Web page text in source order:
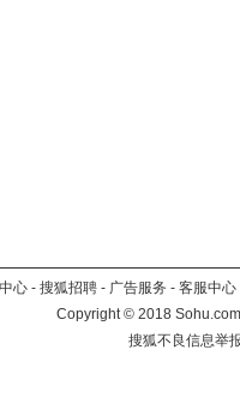
心 - 搜狐招聘 - 广告服务 - 客服中心
Copyright©2018
搜狐不良信息举